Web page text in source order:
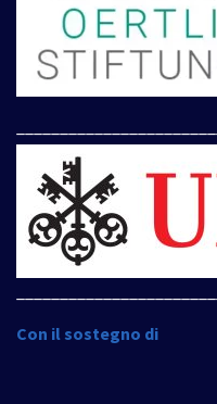
Con il sostegno di